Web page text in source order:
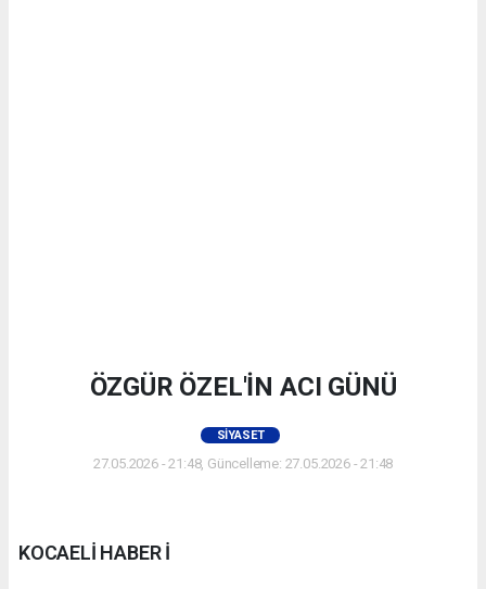
ÖZGÜR ÖZEL'İN ACI GÜNÜ
SIYASET
27.05.2026 - 21:48, Güncelleme: 27.05.2026 - 21:48
KOCAELİ HABER İ